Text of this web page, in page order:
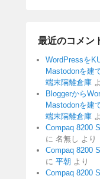
最近のコメン
WordPressを
Mastodonを建
端末隔離倉庫
Bloggerから
Mastodonを建
端末隔離倉庫
Compaq 8200
に 名無し より
Compaq 8200
に 平朝 より
Compaq 8200